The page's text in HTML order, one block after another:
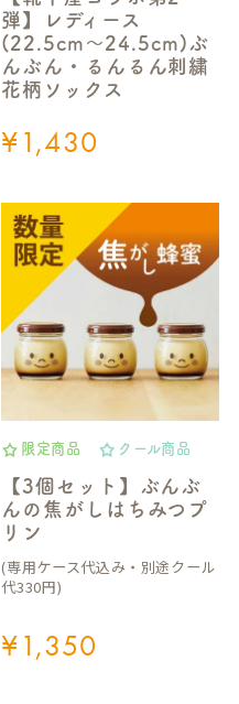
弾】レディース
(22.5cm～24.5cm)ぶ
んぶん・るんるん刺繍
花柄ソックス
¥1,430
限定商品 クール商品
【3個セット】ぶんぶ
んの焦がしはちみつプ
リン
(専用ケース代込み・別途クール
代330円)
¥1,350